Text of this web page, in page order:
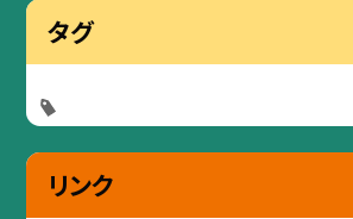
タグ
リンク